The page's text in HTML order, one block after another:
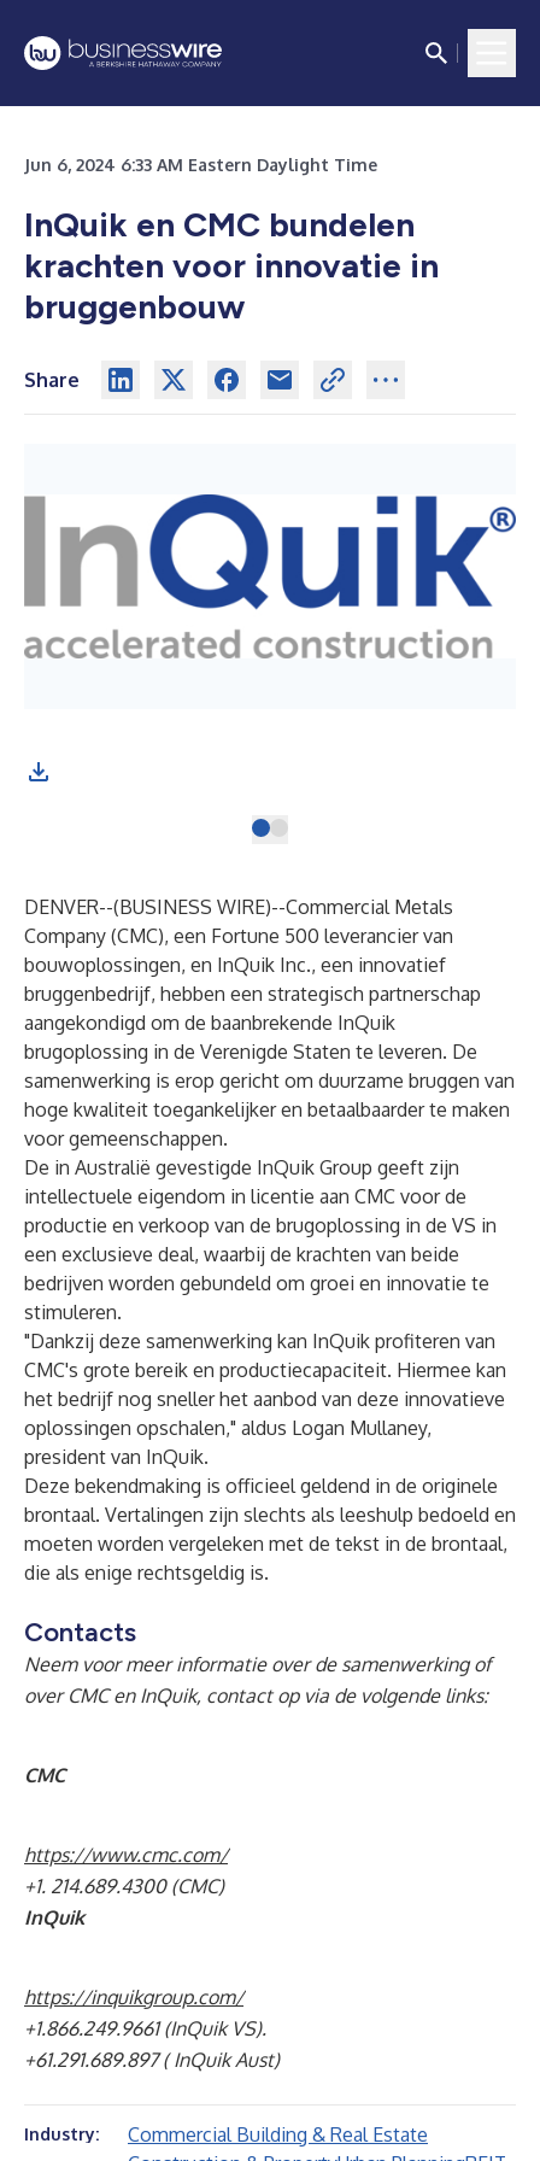
Jun 6, 2024 6:33 AM Eastern Daylight Time
InQuik en CMC bundelen
krachten voor innovatie in
bruggenbouw
Share
DENVER--(BUSINESS WIRE)--Commercial Metals
Company (CMC), een Fortune 500 leverancier van
bouwoplossingen, en InQuik Inc., een innovatief
bruggenbedrijf, hebben een strategisch partnerschap
aangekondigd om de baanbrekende InQuik
brugoplossing in de Verenigde Staten te leveren. De
samenwerking is erop gericht om duurzame bruggen van
hoge kwaliteit toegankelijker en betaalbaarder te maken
voor gemeenschappen.
De in Australië gevestigde InQuik Group geeft zijn
intellectuele eigendom in licentie aan CMC voor de
productie en verkoop van de brugoplossing in de VS in
een exclusieve deal, waarbij de krachten van beide
bedrijven worden gebundeld om groei en innovatie te
stimuleren.
"Dankzij deze samenwerking kan InQuik profiteren van
CMC's grote bereik en productiecapaciteit. Hiermee kan
het bedrijf nog sneller het aanbod van deze innovatieve
oplossingen opschalen," aldus Logan Mullaney,
president van InQuik.
Deze bekendmaking is officieel geldend in de originele
brontaal. Vertalingen zijn slechts als leeshulp bedoeld en
moeten worden vergeleken met de tekst in de brontaal,
die als enige rechtsgeldig is.
Contacts
Neem voor meer informatie over de samenwerking of
over CMC en InQuik, contact op via de volgende links:
CMC
https://www.cmc.com/
+1. 214.689.4300 (CMC)
InQuik
https://inquikgroup.com/
+1.866.249.9661 (InQuik VS).
+61.291.689.897 ( InQuik Aust)
Industry:
Commercial Building & Real Estate